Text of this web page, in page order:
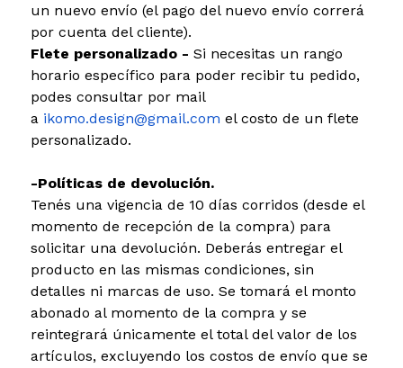
un nuevo envío (el pago del nuevo envío correrá
por cuenta del cliente).
Flete personalizado - Si necesitas un rango
horario específico para poder recibir tu pedido,
podes consultar por mail
a ikomo.design@gmail.com el costo de un flete
personalizado.
-Políticas de devolución.
Tenés una vigencia de 10 días corridos (desde el
momento de recepción de la compra) para
solicitar una devolución. Deberás entregar el
producto en las mismas condiciones, sin
detalles ni marcas de uso. Se tomará el monto
abonado al momento de la compra y se
reintegrará únicamente el total del valor de los
artículos, excluyendo los costos de envío que se